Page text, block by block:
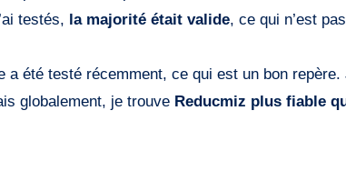
testés, la majorité était valide, ce qui n’est
a été testé récemment, ce qui est un bon
globalement, je trouve Reducmiz plus fiable